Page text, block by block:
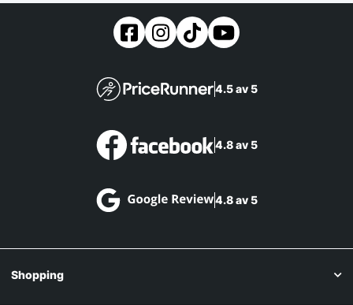
4.5 av 5
4.8 av 5
4.8 av 5
Shopping